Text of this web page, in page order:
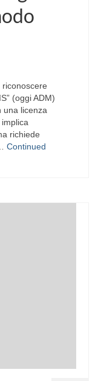
(oggi ADM)
una licenza
richiede
Continued